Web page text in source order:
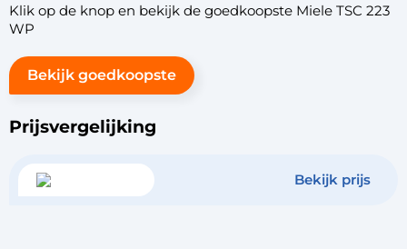
Klik op de knop en bekijk de goedkoopste Miele TSC 223
WP
Bekijk goedkoopste
Prijsvergelijking
Bekijk prijs